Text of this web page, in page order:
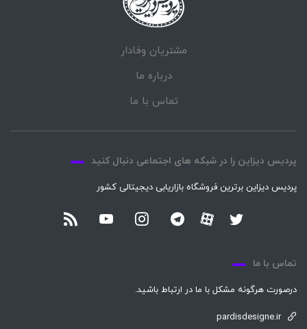
مشتریان وفادار
درباره ما
تماس با ما
پردیس دیزاین را در شبکه های اجتماعی دنبال کنید
پردیس دیزاین برترین فروشگاه بازاریابی دیجیتالی کشور
تماس با ما
درصورت هرگونه مشکل با ما در ارتباط باشید.
pardisdesigne.ir